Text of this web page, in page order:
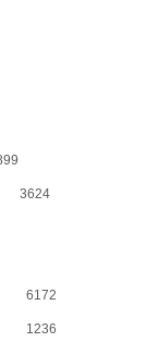
6172
1236